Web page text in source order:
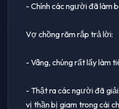
- Chính các người đã làm
Vợ chồng răm rắp trả lời:
- Vâng, chúng rất lấy làm
- Thật ra các người đã
vị thần bị giam trong cái